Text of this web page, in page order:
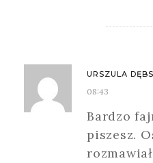
URSZULA
08:43
Bardzo
piszesz.